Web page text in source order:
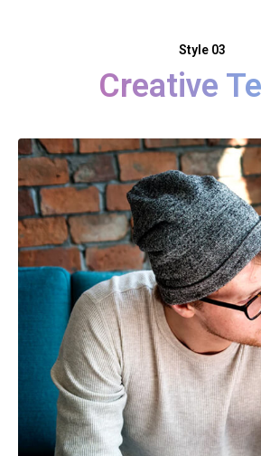
Style 03
Creative
Marketing Manager